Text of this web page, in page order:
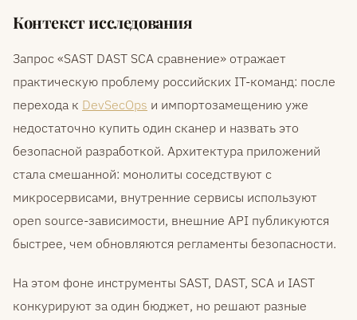
Контекст исследования
Запрос «SAST DAST SCA сравнение» отражает
практическую проблему российских IT-команд: после
перехода к DevSecOps и импортозамещению уже
недостаточно купить один сканер и назвать это
безопасной разработкой. Архитектура приложений
стала смешанной: монолиты соседствуют с
микросервисами, внутренние сервисы используют
open source-зависимости, внешние API публикуются
быстрее, чем обновляются регламенты безопасности.
На этом фоне инструменты SAST, DAST, SCA и IAST
конкурируют за один бюджет, но решают разные